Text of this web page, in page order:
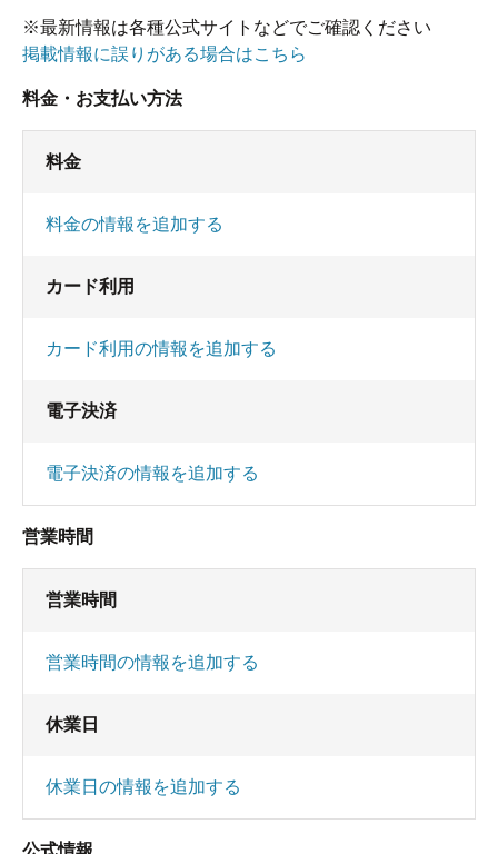
※最新情報は各種公式サイトなどでご確認ください
掲載情報に誤りがある場合はこちら
料金・お支払い方法
料金
料金の情報を追加する
カード利用
カード利用の情報を追加する
電子決済
電子決済の情報を追加する
営業時間
営業時間
営業時間の情報を追加する
休業日
休業日の情報を追加する
公式情報